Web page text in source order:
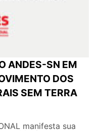
ANDES-SN EM
DOS
SEM TERRA
manifesta sua